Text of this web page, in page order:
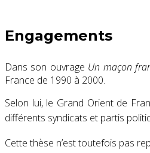
Engagements
Dans son ouvrage Un maçon
France de 1990 à 2000.
Selon lui, le Grand Orient de
différents syndicats et partis
Cette thèse n’est toutefois pas